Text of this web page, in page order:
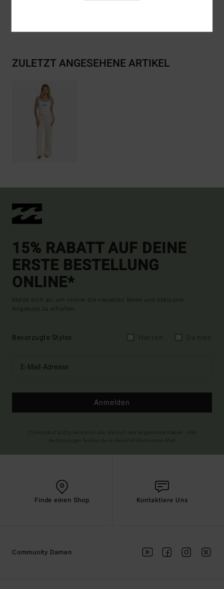
ZULETZT ANGESEHENE ARTIKEL
15% RABATT AUF DEINE
ERSTE BESTELLUNG
ONLINE*
Melde dich an, um immer die neuesten News und exklusive
Angebote zu erhalten.
Bevorzugte Styles
Anmelden
Finde einen Shop Kontaktiere Uns
Community Damen